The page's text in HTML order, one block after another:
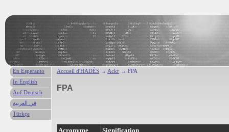
Accueil d'HADÈS → Ackr → FPA
FPA
Acronyme
Signification
En Esperanto
In English
Auf Deutsch
في العربية
Türkçe